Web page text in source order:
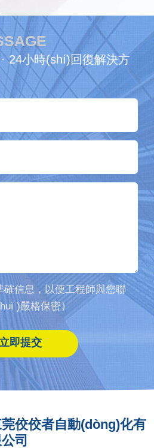
24小時(shí)回復解決方
確信息，以便工程師與您聯
)嚴格保密）
佼佼者自動(dòng)化有
司